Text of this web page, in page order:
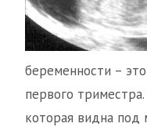
беременности –
первого
которая видна под